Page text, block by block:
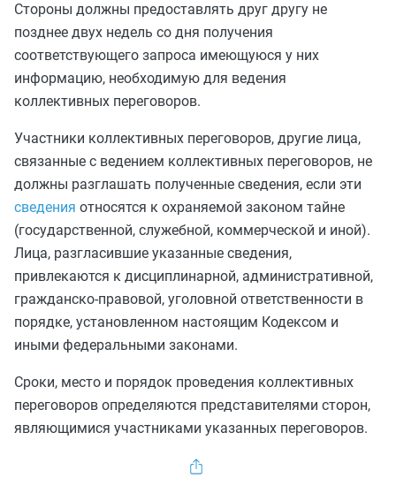
Стороны должны предоставлять друг другу не
позднее двух недель со дня получения
соответствующего запроса имеющуюся у них
информацию, необходимую для ведения
коллективных переговоров.
Участники коллективных переговоров, другие лица,
связанные с ведением коллективных переговоров, не
должны разглашать полученные сведения, если эти
сведения относятся к охраняемой законом тайне
(государственной, служебной, коммерческой и иной).
Лица, разгласившие указанные сведения,
привлекаются к дисциплинарной, административной,
гражданско-правовой, уголовной ответственности в
порядке, установленном настоящим Кодексом и
иными федеральными законами.
Сроки, место и порядок проведения коллективных
переговоров определяются представителями сторон,
являющимися участниками указанных переговоров.